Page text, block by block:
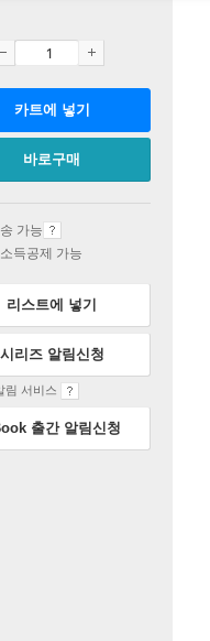
카트에 넣기
바로구매
가능
득공제 가능
리스트에 넣기
시리즈 알림신청
림 서비스
출간 알림신청